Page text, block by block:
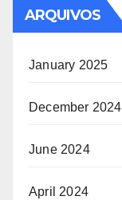
ARQUIVOS
January 2025
December 2024
June 2024
April 2024